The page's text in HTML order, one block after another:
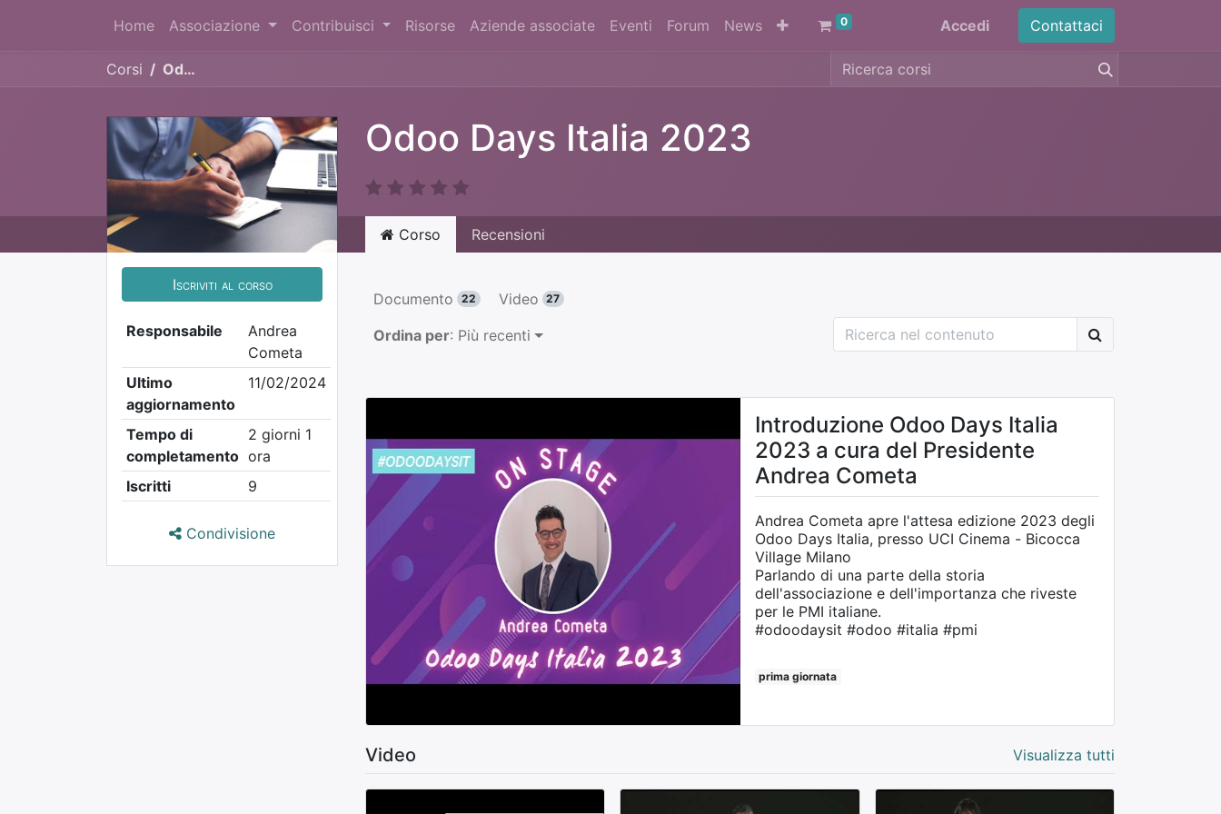
Home Associazione Contribuisci Risorse Aziende associate Eventi Forum News 0 Accedi Contattaci
Corsi Odoo Days Italia 2023
Odoo Days Italia 2023
Iscriviti al corso
Responsabile
Andrea
Cometa
Ultimo
aggiornamento
11/02/2024
Tempo di
completamento
2 giorni 1
ora
Iscritti
9
Condivisione
Corso Recensioni
Documento 22 Video 27
Ordina per: Più recenti
Introduzione Odoo Days Italia
2023 a cura del Presidente
Andrea Cometa
Andrea Cometa apre l'attesa edizione 2023 degli
Odoo Days Italia, presso UCI Cinema - Bicocca
Village Milano
Parlando di una parte della storia
dell'associazione e dell'importanza che riveste
per le PMI italiane.
#odoodaysit #odoo #italia #pmi
prima giornata
Video Visualizza tutti